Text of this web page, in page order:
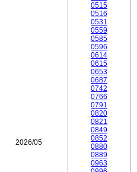
2026/05
0515
0516
0531
0559
0585
0596
0614
0615
0653
0687
0742
0766
0791
0820
0821
0849
0852
0880
0889
0963